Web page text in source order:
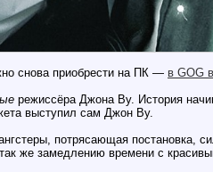
снова приобрести на ПК — в GOG
режиссёра Джона Ву. История
выступил сам Джон Ву.
потрясающая постановка,
же замедлению времени с